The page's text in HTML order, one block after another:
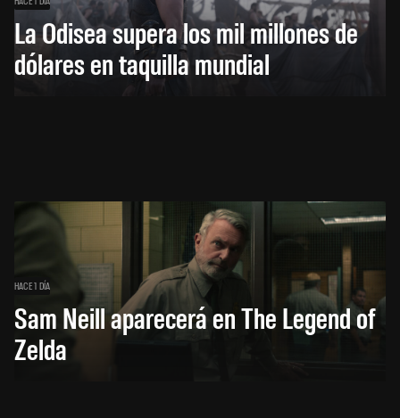
La Odisea supera los mil millones de
dólares en taquilla mundial
HACE 1 DÍA
Sam Neill aparecerá en The Legend of
Zelda